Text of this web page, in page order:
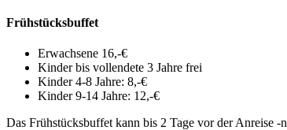
Frühstücksbuffet
Erwachsene 16,-€
Kinder bis vollendete 3 Jahre frei
Kinder 4-8 Jahre: 8,-€
Kinder 9-14 Jahre: 12,-€
Das Frühstücksbuffet kann bis 2 Tage vor der Anreise